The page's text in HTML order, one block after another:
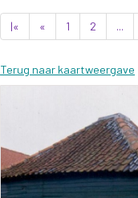
|« « 1 2 ...
Terug naar kaartweergave